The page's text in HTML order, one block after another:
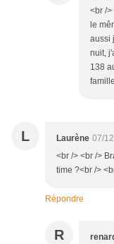
<br /
le
aussi
nuit,
138
L Laurène 07/
<br /> <br />
time ?<br />
Répondre
R